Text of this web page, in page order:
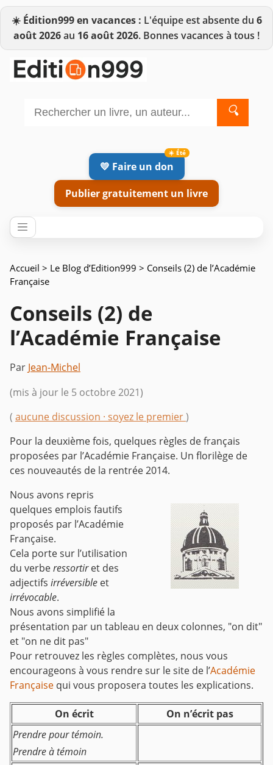
☀️ Édition999 en vacances : L'équipe est absente du 6
août 2026au 16 août 2026. Bonnes vacances à tous !
🔍
💛 Faire un don
Publier gratuitement un livre
Accueil > Le Blog d’Edition999 > Conseils (2) de l’Académie
Française
Conseils (2) de
l’Académie Française
Par Jean-Michel
(mis à jour le 5 octobre 2021)
( aucune discussion · soyez le premier)
Pour la deuxième fois, quelques règles de français
proposées par l’Académie Française. Un florilège de
ces nouveautés de la rentrée 2014.
Nous avons repris
quelques emplois fautifs
proposés par l’Académie
Française.
Cela porte sur l’utilisation
du verberessortiret des
adjectifs irréversible et
irrévocable.
Nous avons simplifié la
présentation par un tableau en deux colonnes, "on dit"
et "on ne dit pas"
Pour retrouvez les règles complètes, nous vous
encourageons à vous rendre sur le site de l’Académie
Française qui vous proposera toutes les explications.
On écrit
On n’écrit pas
Prendre pour témoin.
Prendre à témoin